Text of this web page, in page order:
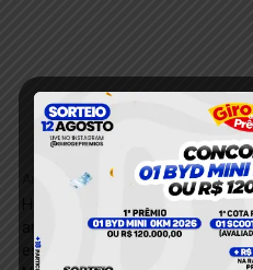
Homem é detido após
ameaçar vizinho com
espingarda no bairro Sol